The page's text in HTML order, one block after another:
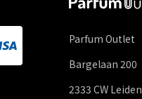
Parfum Outlet
Bargelaan 200
2333 CW Leiden